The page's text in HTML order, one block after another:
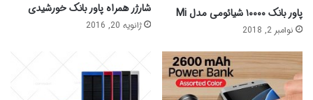
پاور بانک ۱۰۰۰۰ شیائومی مدل Mi
نوامبر 2, 2018
شارژر همراه پاور بانک خورشیدی
ژانویه 20, 2016